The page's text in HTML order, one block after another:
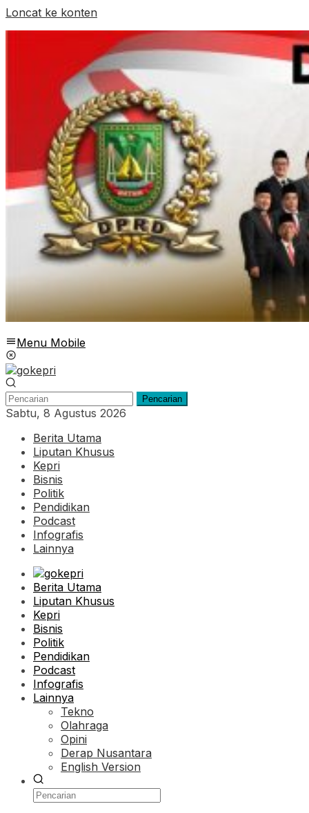
Loncat ke konten
Menu Mobile
Pencarian
Sabtu, 8 Agustus 2026
Berita Utama
Liputan Khusus
Kepri
Bisnis
Politik
Pendidikan
Podcast
Infografis
Lainnya
Berita Utama
Liputan Khusus
Kepri
Bisnis
Politik
Pendidikan
Podcast
Infografis
Lainnya
Tekno
Olahraga
Opini
Derap Nusantara
English Version